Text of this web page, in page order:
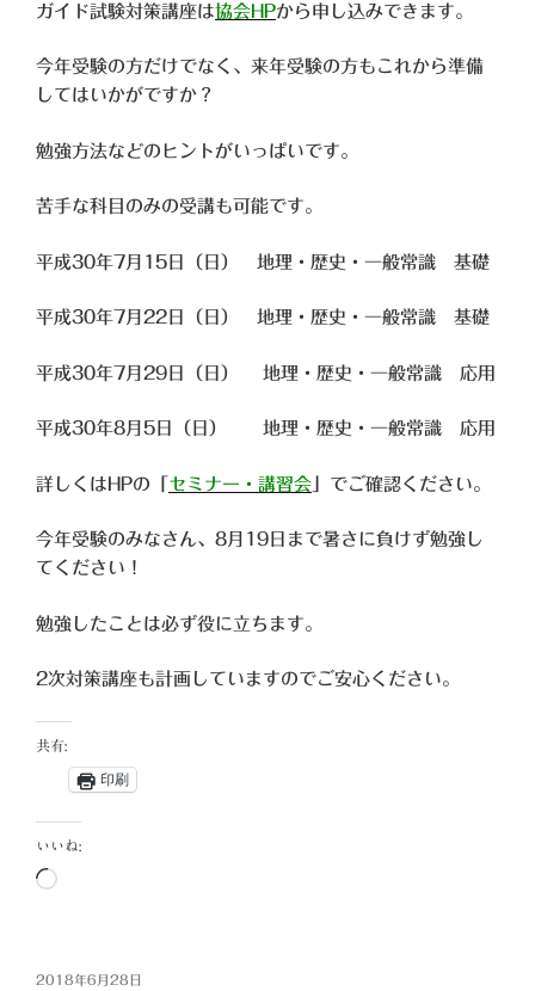
ガイド試験対策講座は協会HPから申し込みできます。
今年受験の方だけでなく、 来年受験の方もこれから準備
してはいかがですか？
勉強方法などのヒントがいっぱいです。
苦手な科目のみの受講も可能です。
平成30年7月15日（日） 地理・歴史・一般常識 基礎
平成30年7月22日（日） 地理・歴史・一般常識 基礎
平成30年7月29日（日） 地理・歴史・一般常識 応用
平成30年8月5日（日） 地理・歴史・一般常識 応用
詳しくはHPの「 セミナー・講習会 」でご確認ください。
今年受験のみなさん、 8月19日まで暑さに負けず勉強し
てください！
勉強したことは必ず役に立ちます。
2次対策講座も計画していますのでご安心ください。
共有:
印刷
いいね:
読
投
2018年6月28日